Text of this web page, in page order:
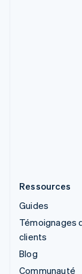
Ressources
Guides
Témoignages
clients
Blog
Communauté